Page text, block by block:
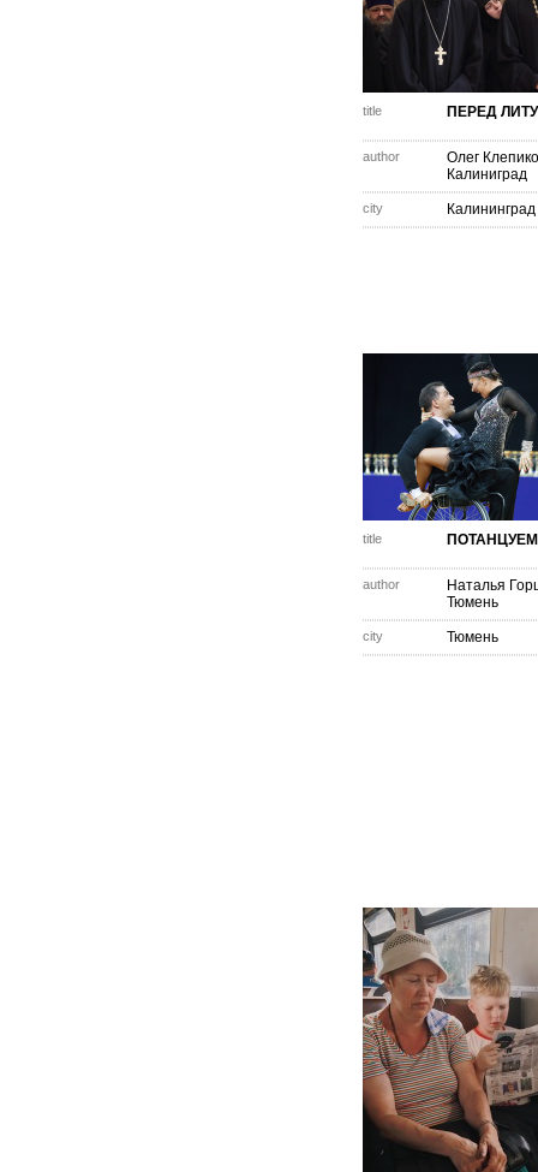
title ПЕРЕД
author
Олег
Калиниград
city Калининград
title
author
Наталья
Тюмень
city Тюмень